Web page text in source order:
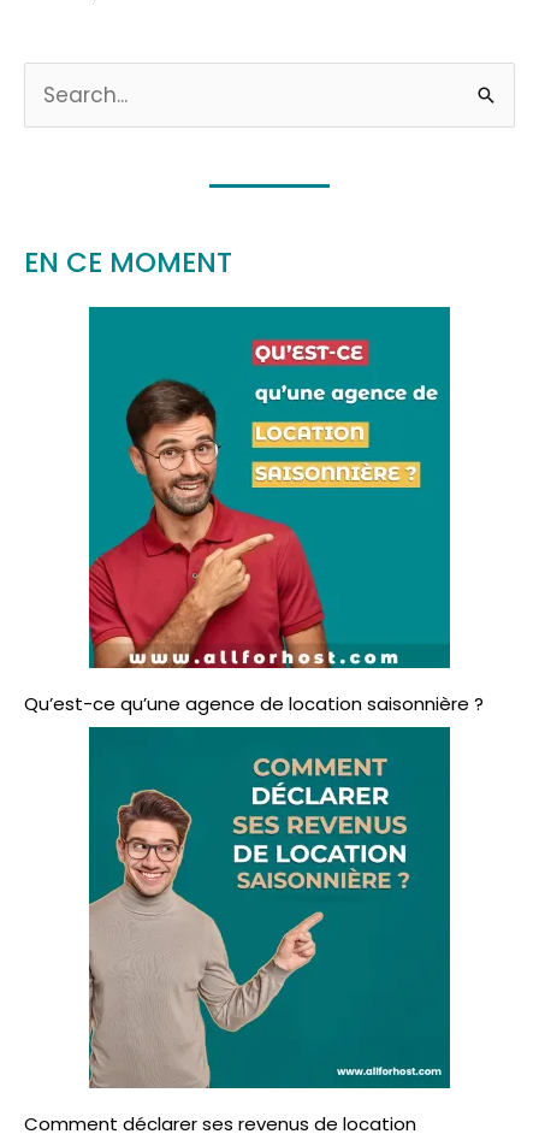
e
rEN CE MOMENT
Qu’est-ce qu’une agence de location saisonnière ?
Comment déclarer ses revenus de location
Note : 1 sur 5.